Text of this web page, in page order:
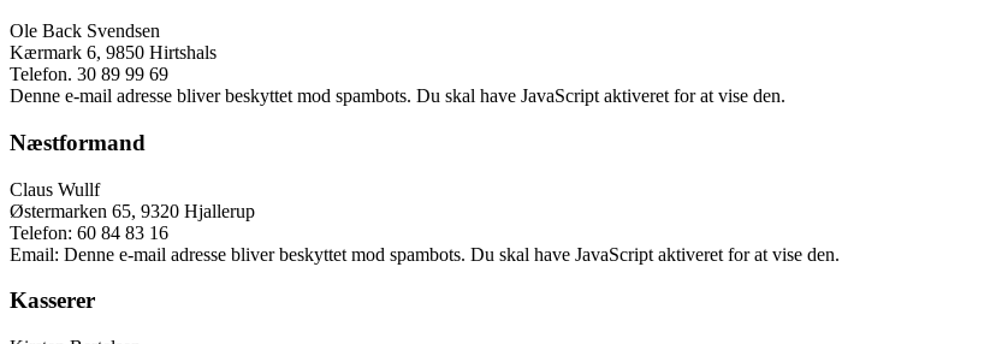
Ole Back Svendsen
Kærmark 6, 9850 Hirtshals
Telefon. 30 89 99 69
Denne e-mail adresse bliver beskyttet mod spambots. Du skal have JavaScript aktiveret for at vise den.
Næstformand
Claus Wullf
Østermarken 65, 9320 Hjallerup
Telefon: 60 84 83 16
Email: Denne e-mail adresse bliver beskyttet mod spambots. Du skal have JavaScript aktiveret for at vise den.
Kasserer